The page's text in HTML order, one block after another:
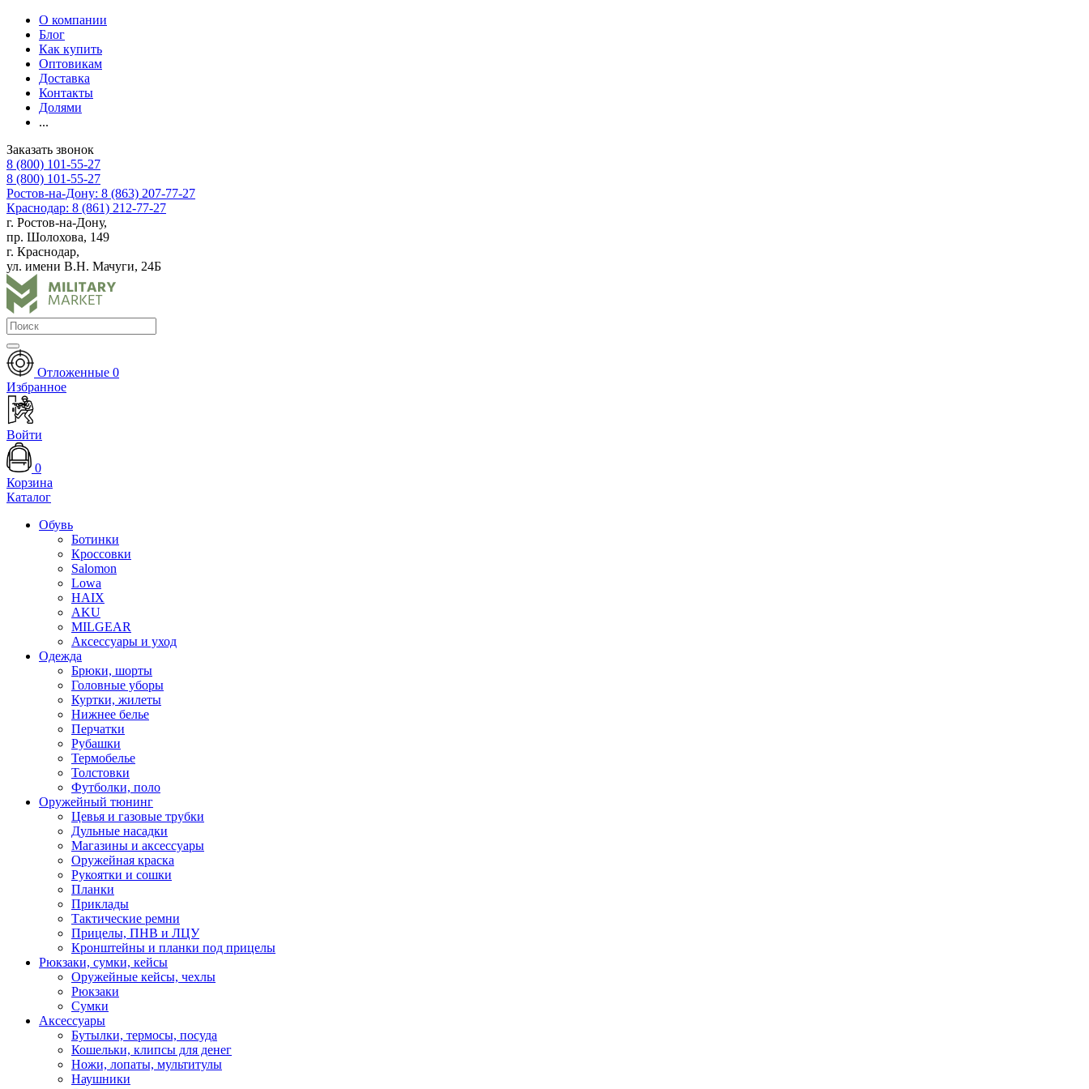
О компании
Блог
Как купить
Оптовикам
Доставка
Контакты
Долями
...
Заказать звонок
8 (800) 101-55-27
8 (800) 101-55-27
Ростов-на-Дону: 8 (863) 207-77-27
Краснодар: 8 (861) 212-77-27
г. Ростов-на-Дону,
пр. Шолохова, 149
г. Краснодар,
ул. имени В.Н. Мачуги, 24Б
Отложенные 0
Избранное
Войти
0
Корзина
Каталог
Обувь
Ботинки
Кроссовки
Salomon
Lowa
HAIX
AKU
MILGEAR
Аксессуары и уход
Одежда
Брюки, шорты
Головные уборы
Куртки, жилеты
Нижнее белье
Перчатки
Рубашки
Термобелье
Толстовки
Футболки, поло
Оружейный тюнинг
Цевья и газовые трубки
Дульные насадки
Магазины и аксессуары
Оружейная краска
Рукоятки и сошки
Планки
Приклады
Тактические ремни
Прицелы, ПНВ и ЛЦУ
Кронштейны и планки под прицелы
Рюкзаки, сумки, кейсы
Оружейные кейсы, чехлы
Рюкзаки
Сумки
Аксессуары
Бутылки, термосы, посуда
Кошельки, клипсы для денег
Ножи, лопаты, мультитулы
Наушники